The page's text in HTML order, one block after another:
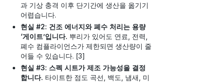
과 기상 충격 이후 단기간에 생산을 옮기기
어렵습니다.
현실 #2: 건조 에너지와 폐수 처리는 용량
‘게이트’입니다. 뿌리가 있어도 연료, 전력,
폐수 컴플라이언스가 제한되면 생산량이 줄
어들 수 있습니다. [3]
현실 #3: 스펙 시트가 제조 가능성을 결정
합니다. 타이트한 점도 곡선, 백도, 냄새, 미